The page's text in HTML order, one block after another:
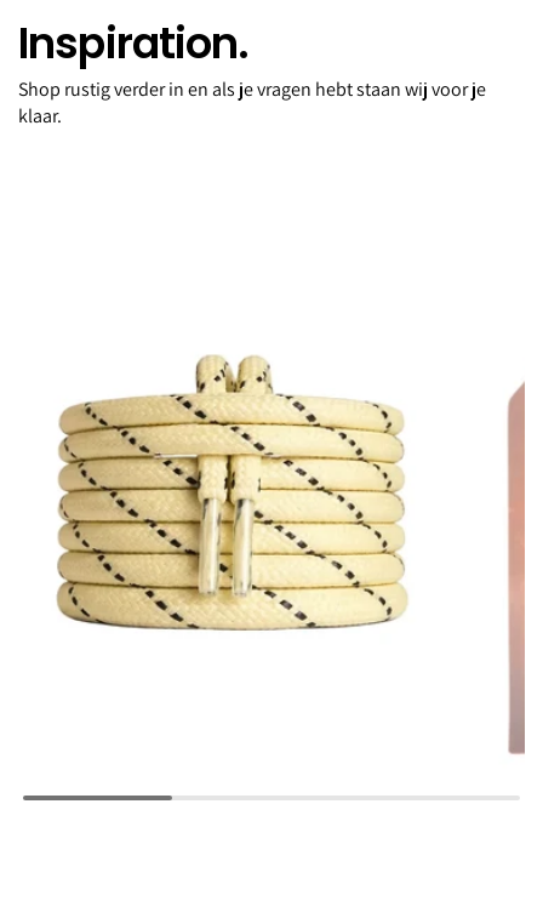
Sweater heavy ballerina pink
Inspiration.
Shop rustig verder in en als je vragen hebt staan wij voor je
klaar.